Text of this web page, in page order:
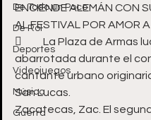
De Todo un Poco
De Rol
Deportes
Videojuegos
Música
Guerra
ENCIENDE ALEMÁN CON
AL FESTIVAL POR AMOR
abarrotada durante el
cantante urbano
San Lucas.
Zacatecas, Zac. El